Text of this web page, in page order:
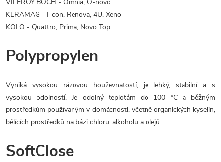
VILEROY BOCH - Omnia, O-novo
KERAMAG - I-con, Renova, 4U, Xeno
KOLO - Quattro, Prima, Novo Top
Polypropylen
Vyniká vysokou rázovou houževnatostí, je lehký, stabilní a s
vysokou odolností. Je odolný teplotám do 100 °C a běžným
prostředkům používaným v domácnosti, včetně organických kyselin,
bělících prostředků na bázi chloru, alkoholu a olejů.
SoftClose